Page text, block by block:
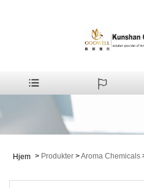
Hjem > Produkter >Aroma Chemicals